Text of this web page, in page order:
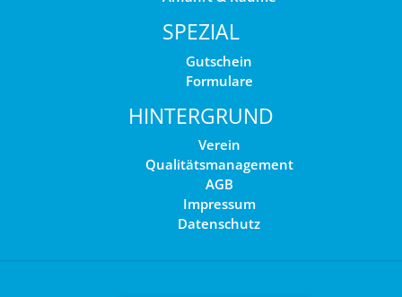
SPEZIAL
Gutschein
Formulare
HINTERGRUND
Verein
Qualitätsmanagement
AGB
Impressum
Datenschutz